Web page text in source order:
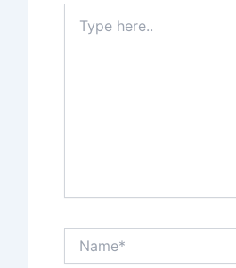
here..